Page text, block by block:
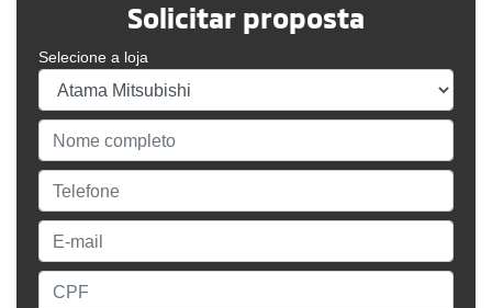
Solicitar proposta
Selecione a loja